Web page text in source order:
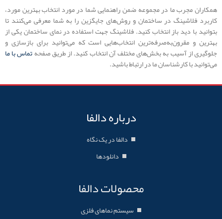
همکاران مجرب ما در مجموعه ضمن راهنمایی شما در مورد انتخاب بهترین مورد،
کاربرد فلاشینگ در ساختمان و روش‌های جایگزین را به شما معرفی می‌کنند تا
بتوانید با دید باز انتخاب کنید. فلاشینگ جهت استفاده در نمای ساختمان یکی از
بهترین و مقرون‌به‌صرفه‌ترین انتخاب‌هایی است که می‌توانید برای بازسازی و
جلوگیری از آسیب به بخش‌های مختلف آن انتخاب کنید. از طریق صفحهتماس با ما
می‌توانید با کارشناسان ما در ارتباط باشید.
درباره دالفا
دالفا در یک نگاه
دانلودها
محصولات دالفا
سیستم نماهای فلزی